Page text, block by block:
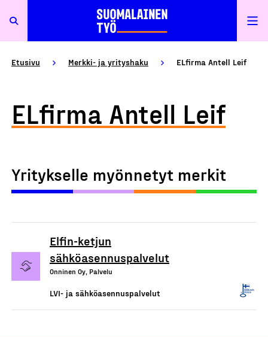
Etusivu Merkki- ja yrityshaku ELfirma Antell Leif
ELfirma Antell Leif
Yritykselle myönnetyt merkit
Elfin-ketjun
sähköasennuspalvelut
Onninen Oy, Palvelu
LVI- ja sähköasennuspalvelut